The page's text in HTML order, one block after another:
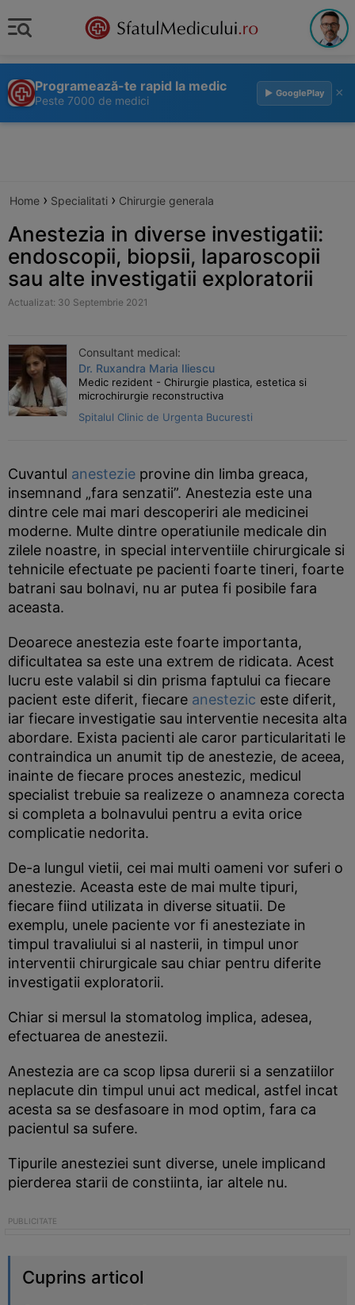
Programează-te rapid la medic
Peste 7000 de medici
▶ GooglePlay ×
Home › Specialitati › Chirurgie generala
Anestezia in diverse investigatii:
endoscopii, biopsii, laparoscopii
sau alte investigatii exploratorii
Actualizat: 30 Septembrie 2021
Consultant medical:
Dr. Ruxandra Maria Iliescu
Medic rezident - Chirurgie plastica, estetica si
microchirurgie reconstructiva
Spitalul Clinic de Urgenta Bucuresti
Cuvantul anestezie provine din limba greaca,
insemnand „fara senzatii”. Anestezia este una
dintre cele mai mari descoperiri ale medicinei
moderne. Multe dintre operatiunile medicale din
zilele noastre, in special interventiile chirurgicale si
tehnicile efectuate pe pacienti foarte tineri, foarte
batrani sau bolnavi, nu ar putea fi posibile fara
aceasta.
Deoarece anestezia este foarte importanta,
dificultatea sa este una extrem de ridicata. Acest
lucru este valabil si din prisma faptului ca fiecare
pacient este diferit, fiecare anestezic este diferit,
iar fiecare investigatie sau interventie necesita alta
abordare. Exista pacienti ale caror particularitati le
contraindica un anumit tip de anestezie, de aceea,
inainte de fiecare proces anestezic, medicul
specialist trebuie sa realizeze o anamneza corecta
si completa a bolnavului pentru a evita orice
complicatie nedorita.
De-a lungul vietii, cei mai multi oameni vor suferi o
anestezie. Aceasta este de mai multe tipuri,
fiecare fiind utilizata in diverse situatii. De
exemplu, unele paciente vor fi anesteziate in
timpul travaliului si al nasterii, in timpul unor
interventii chirurgicale sau chiar pentru diferite
investigatii exploratorii.
Chiar si mersul la stomatolog implica, adesea,
efectuarea de anestezii.
Anestezia are ca scop lipsa durerii si a senzatiilor
neplacute din timpul unui act medical, astfel incat
acesta sa se desfasoare in mod optim, fara ca
pacientul sa sufere.
Tipurile anesteziei sunt diverse, unele implicand
pierderea starii de constiinta, iar altele nu.
Cuprins articol